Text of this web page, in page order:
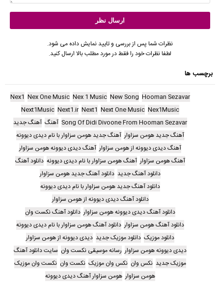
نظرات شما پس از بررسی و تایید نمایش داده می شود.
لطفا نظرات خود را فقط در مورد مطلب بالا ارسال کنید.
برچسب ها
Hooman Sezavar
New Song
Nex 1 Music
Nex One Music
Nex1
Nex1Music
Next One Music
Next1
Next1.ir
Next1Music
Song Of Didi Divoone From Hooman Sezavar آهنگ آهنگ جدید
آهنگ جدید هومن سزاوار آهنگ جدید هومن سزاوار با نام دیدی دیوونه
آهنگ دیدی دیوونه از هومن سزاوار آهنگ دیدی دیوونه هومن سزاوار
آهنگ هومن سزاوار آهنگ هومن سزاوار با نام دیدی دیوونه دانلود آهنگ
دانلود آهنگ جدید دانلود آهنگ جدید هومن سزاوار
دانلود آهنگ جدید هومن سزاوار با نام دیدی دیوونه
دانلود آهنگ دیدی دیوونه از هومن سزاوار
دانلود آهنگ دیدی دیوونه هومن سزاوار دانلود آهنگ نکست وان
دانلود آهنگ هومن سزاوار دانلود آهنگ هومن سزاوار با نام دیدی دیوونه
دانلود موزیک دانلود موزیک جدید دیدی دیوونه از هومن سزاوار
دیدی دیوونه هومن سزاوار رسانه موسیقی نکست وان سایت دانلود آهنگ
موزیک جدید نکس وان نکس وان موزیک نکست وان نکست وان موزیک
هومن سزاوار هومن سزاوار آهنگ دیدی دیوونه